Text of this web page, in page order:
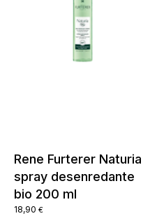
Rene Furterer Naturia
spray desenredante
bio 200 ml
18,90 €